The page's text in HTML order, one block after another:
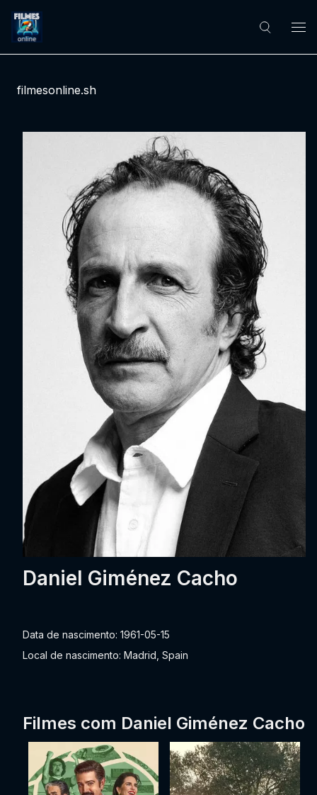
filmesonline.sh
Daniel Giménez Cacho
Data de nascimento: 1961-05-15
Local de nascimento: Madrid, Spain
Filmes com Daniel Giménez Cacho